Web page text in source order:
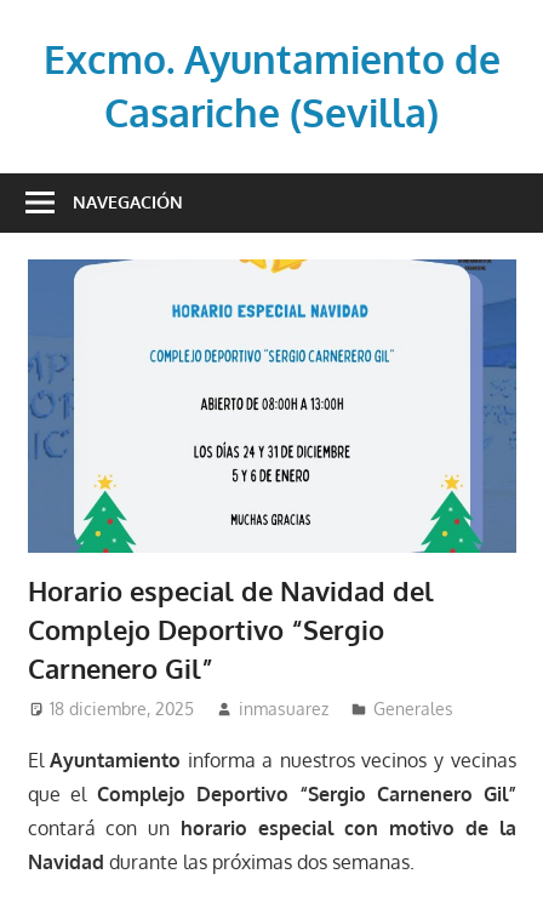
contenidoExcmo. Ayuntamiento de
Casariche (Sevilla)
oficial
Ayuntamiento
(Sevilla)
NAVEGACIÓN
Horario especial de Navidad del
Complejo Deportivo “Sergio
Carnenero Gil”
18 diciembre, 2025 inmasuarez Generales
ElAyuntamiento informa a nuestros vecinos y vecinas
que elComplejo Deportivo “Sergio Carnenero Gil”
contará con un horario especial con motivo de la
Navidad durante las próximas dos semanas.